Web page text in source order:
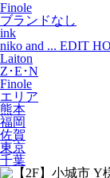
Finole
ブランドなし
ink
niko and ... EDIT
Laiton
Z･E･N
Finole
エリア
熊本
福岡
佐賀
東京
千葉